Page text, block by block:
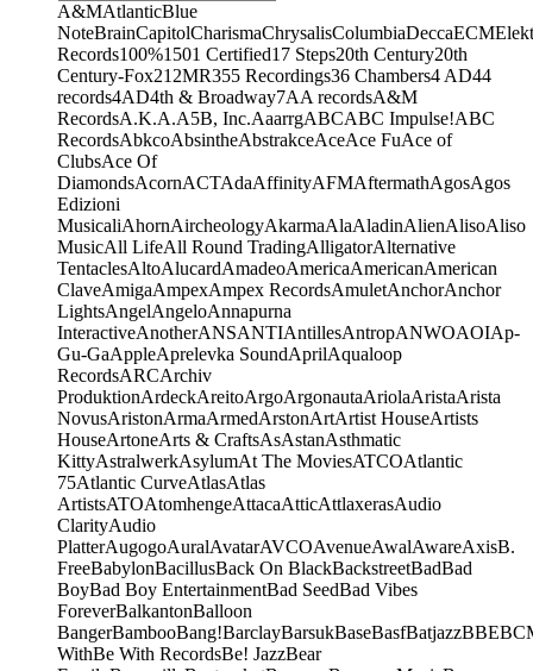
A&MAtlanticBlue
NoteBrainCapitolCharismaChrysalisColumbiaDeccaECM
Records100%1501 Certified17 Steps20th Century20th
Century-Fox21 2MR355 Recordings36 Chambers4 AD44
records4AD4th & Broadway7AA recordsA&M
RecordsA.K.A.A5B, Inc.AaarrgABCABC Impulse!ABC
RecordsAbkcoAbsintheAbstrakceAceAce FuAce of
ClubsAce Of
DiamondsAcornACTAdaAffinityAFMAftermathAgosAgos
Edizioni
MusicaliAhornAircheologyAkarmaAlaAladinAlienAlisoAliso
MusicAll LifeAll Round TradingAlligatorAlternative
TentaclesAltoAlucardAmadeoAmericaAmericanAmerican
ClaveAmigaAmpexAmpex RecordsAmuletAnchorAnchor
LightsAngelAngeloAnnapurna
InteractiveAnotherANSANTIAntillesAntropANWOAOIAp-
Gu-GaAppleAprelevka SoundAprilAqualoop
RecordsARCArchiv
ProduktionArdeckAreitoArgoArgonautaAriolaAristaArista
NovusAristonArmaArmedArstonArtArtist HouseArtists
HouseArtoneArts & CraftsAsAstanAsthmatic
KittyAstralwerkAsylumAt The MoviesATCOAtlantic
75Atlantic CurveAtlasAtlas
ArtistsATOAtomhengeAttacaAtticAttlaxerasAudio
ClarityAudio
PlatterAugogoAuralAvatarAVCOAvenueAwalAwareAxisB.
FreeBabylonBacillusBack On BlackBackstreetBadBad
BoyBad Boy EntertainmentBad SeedBad Vibes
ForeverBalkantonBalloon
BangerBambooBang!BarclayBarsukBaseBasfBatjazzBBE
WithBe With RecordsBe! JazzBear